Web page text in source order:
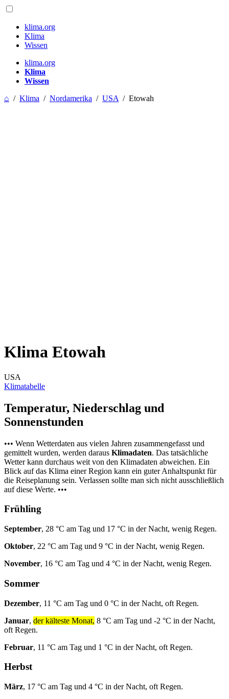
klima.org
Klima
Wissen
klima.org
Klima
Wissen
⌂ / Klima / Nordamerika / USA / Etowah
Klima Etowah
USA
Klimatabelle
Temperatur, Niederschlag und
Sonnenstunden
••• Wenn Wetterdaten aus vielen Jahren zusammengefasst und
gemittelt wurden, werden daraus Klimadaten. Das tatsächliche
Wetter kann durchaus weit von den Klimadaten abweichen. Ein
Blick auf das Klima einer Region kann ein guter Anhaltspunkt für
die Reiseplanung sein. Verlassen sollte man sich nicht ausschließlich
auf diese Werte. •••
Frühling
September, 28 °C am Tag und 17 °C in der Nacht, wenig Regen.
Oktober, 22 °C am Tag und 9 °C in der Nacht, wenig Regen.
November, 16 °C am Tag und 4 °C in der Nacht, wenig Regen.
Sommer
Dezember, 11 °C am Tag und 0 °C in der Nacht, oft Regen.
Januar, der kälteste Monat, 8 °C am Tag und -2 °C in der Nacht,
oft Regen.
Februar, 11 °C am Tag und 1 °C in der Nacht, oft Regen.
Herbst
März, 17 °C am Tag und 4 °C in der Nacht, oft Regen.